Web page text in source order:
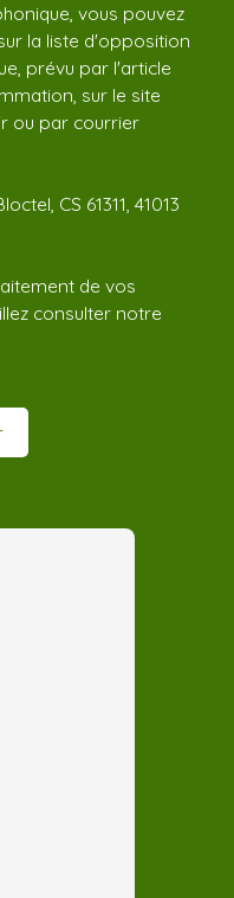
vous pouvez
la liste d'opposition
prévu par l'article
sur le site
ou par courrier
CS 61311, 41013
de vos
consulter notre